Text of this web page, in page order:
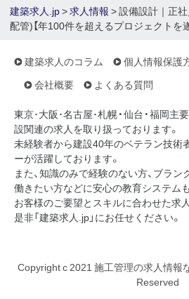
建築求人.jp>求人情報 > 設備設計｜正
配管)【年100件を超えるプロジェクトを遂
建築求人のコラム 個人情報保護
会社概要
よくある質問
東京･大阪･名古屋･札幌・仙台・福岡主
設関連の求人を取り扱っております。
未経験者から建設40年のベテラン技術
ーが活躍しております。
また、知識のみで経験のない方、ブラ
働きたい方などに安心の教育システム
お客様のご要望とスキルに合わせた求
是非「建築求人.jp」にお任せください。
Copyright c 2021 施工管理の求人情報
Reserved